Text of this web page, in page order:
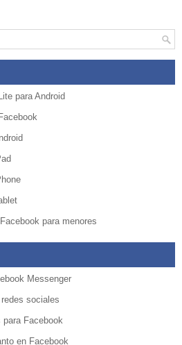
para Android
para menores
Messenger
sociales
Facebook
en Facebook